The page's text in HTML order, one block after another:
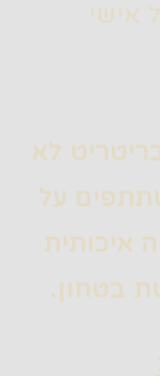
אישי
לא
32 משתתפים על
איכותית
בטחון.